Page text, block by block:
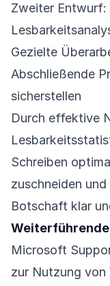
Zweiter Entwurf:
Gezielte
Abschließende
sicherstellen
Durch effektive
Schreiben
zuschneiden
Botschaft klar
Microsoft
zur Nutzung von